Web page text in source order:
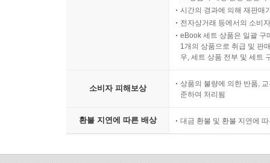
시간의 경과에 의해 재판매
전자상거래 등에서의 소비
eBook 세트 상품은 일괄 구
1개의 상품으로 취급 및 판
우, 세트 상품 전부 및 세트
소비자 피해보상
상품의 불량에 의한 반품,
준하여 처리됨
환불 지연에 따른 배상 대금 환불 및 환불 지연에